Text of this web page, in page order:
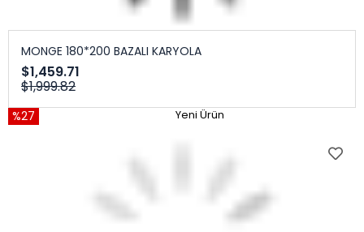
MONGE 180*200 BAZALI KARYOLA
$1,459.71
$1,999.82
%27 Yeni Ürün